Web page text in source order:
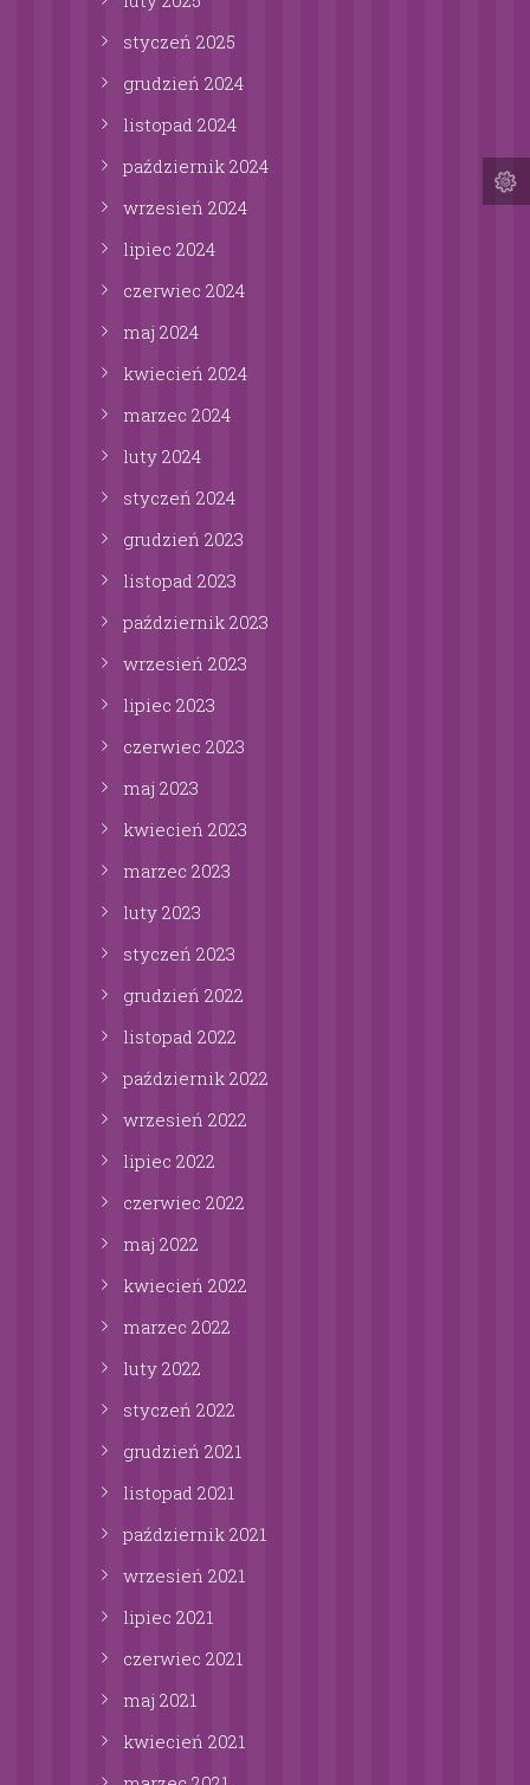
styczeń 2025
grudzień 2024
listopad 2024
październik 2024
wrzesień 2024
lipiec 2024
czerwiec 2024
maj 2024
kwiecień 2024
marzec 2024
luty 2024
styczeń 2024
grudzień 2023
listopad 2023
październik 2023
wrzesień 2023
lipiec 2023
czerwiec 2023
maj 2023
kwiecień 2023
marzec 2023
luty 2023
styczeń 2023
grudzień 2022
listopad 2022
październik 2022
wrzesień 2022
lipiec 2022
czerwiec 2022
maj 2022
kwiecień 2022
marzec 2022
luty 2022
styczeń 2022
grudzień 2021
listopad 2021
październik 2021
wrzesień 2021
lipiec 2021
czerwiec 2021
maj 2021
kwiecień 2021